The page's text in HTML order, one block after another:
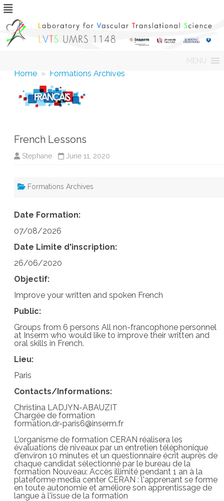
content
MENU
Home » Formations Archives
French Lessons
Stephane June 11, 2020
Formations Archives
Date Formation:
07/08/2026
Date Limite d'inscription:
26/06/2020
Objectif:
Improve your written and spoken French
Public:
Groups from 6 persons All non-francophone personnel
at Inserm who would like to improve their written and
oral skills in French.
Lieu:
Paris
Contacts/Informations:
Christina LADJYN-ABAUZIT
Chargée de formation
formation.dr-paris6@inserm.fr
L'organisme de formation CERAN réalisera les
évaluations de niveaux par un entretien téléphonique
d'environ 10 minutes et un questionnaire écrit auprès de
chaque candidat sélectionné par le bureau de la
formation Nouveau: Accès illimité pendant 1 an à la
plateforme media center CERAN : l'apprenant se forme
en toute autonomie et améliore son apprentissage de
langue à l'issue de la formation